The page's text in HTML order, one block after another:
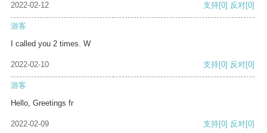
2022-02-12 支持[0] 反对[0]
游客
I called you 2 times. W
2022-02-10 支持[0] 反对[0]
游客
Hello, Greetings fr
2022-02-09 支持[0] 反对[0]